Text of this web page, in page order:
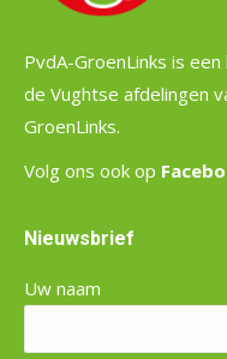
PvdA-GroenLinks is
de Vughtse afdelingen
GroenLinks.
Volg ons ook op
Nieuwsbrief
Uw naam